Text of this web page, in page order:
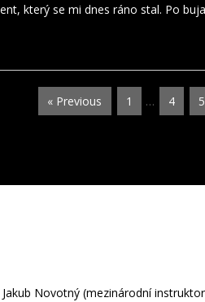
který se mi dnes ráno stal. Po
« Previous 1 … 4 5
Novotný (mezinárodní